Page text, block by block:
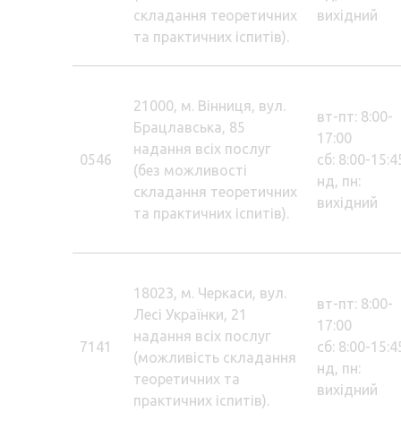
складання теоретичних
та практичних іспитів).
вихідний
0546
21000, м. Вінниця, вул.
Брацлавська, 85
надання всіх послуг
(без можливості
складання теоретичних
та практичних іспитів).
вт-пт: 8:00-
17:00
сб: 8:00-
нд, пн:
вихідний
7141
18023, м. Черкаси, вул.
Лесі Українки, 21
надання всіх послуг
(можливість складання
теоретичних та
практичних іспитів).
вт-пт: 8:00-
17:00
сб: 8:00-
нд, пн:
вихідний